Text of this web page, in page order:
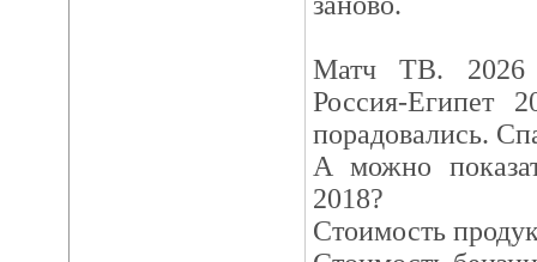
Матч ТВ. 2026
Россия-Египет
порадовались.
А можно
2018?
Стоимость